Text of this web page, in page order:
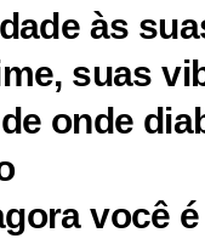
às
suas
onde
você